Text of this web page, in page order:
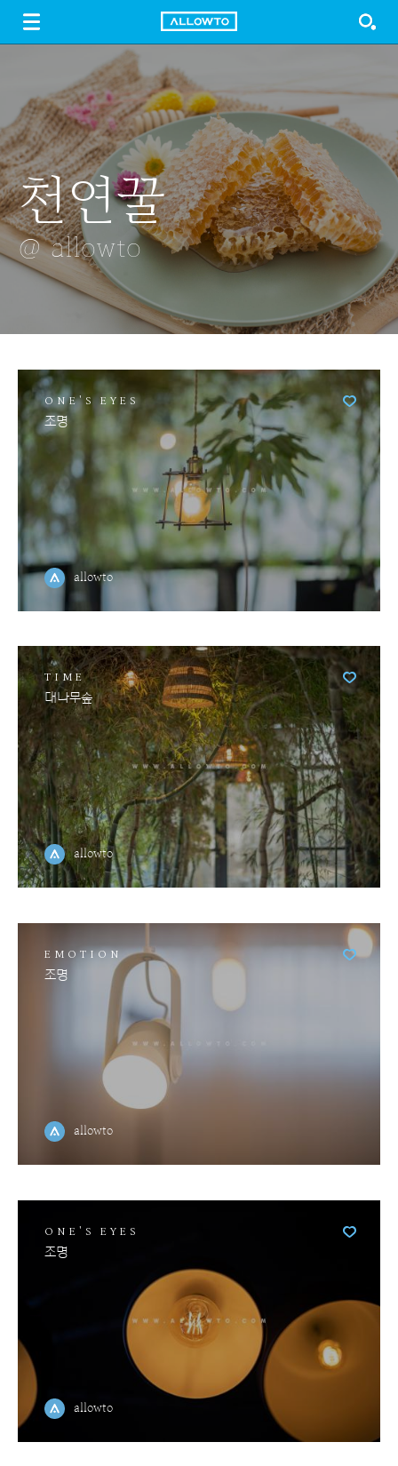
FREE DOWNLOAD GUIDE LOGIN
천연꿀
@ allowto
덩그러니 꿀
@ allowto
아침을
맞이하는
@ allowto
롯데월드타워
@ allowto
배추
@ allowto
ONE'S EYES
조명
allowto
TIME
대나무숲
allowto
EMOTION
조명
allowto
ONE'S EYES
조명
allowto